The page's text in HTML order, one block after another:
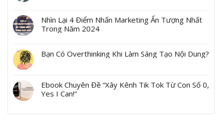
Nhìn Lại 4 Điểm Nhấn Marketing Ấn Tượng Nhất
Trong Năm 2024
Bạn Có Overthinking Khi Làm Sáng Tạo Nội Dung?
Ebook Chuyên Đề “Xây Kênh Tik Tok Từ Con Số 0,
Yes I Can!”